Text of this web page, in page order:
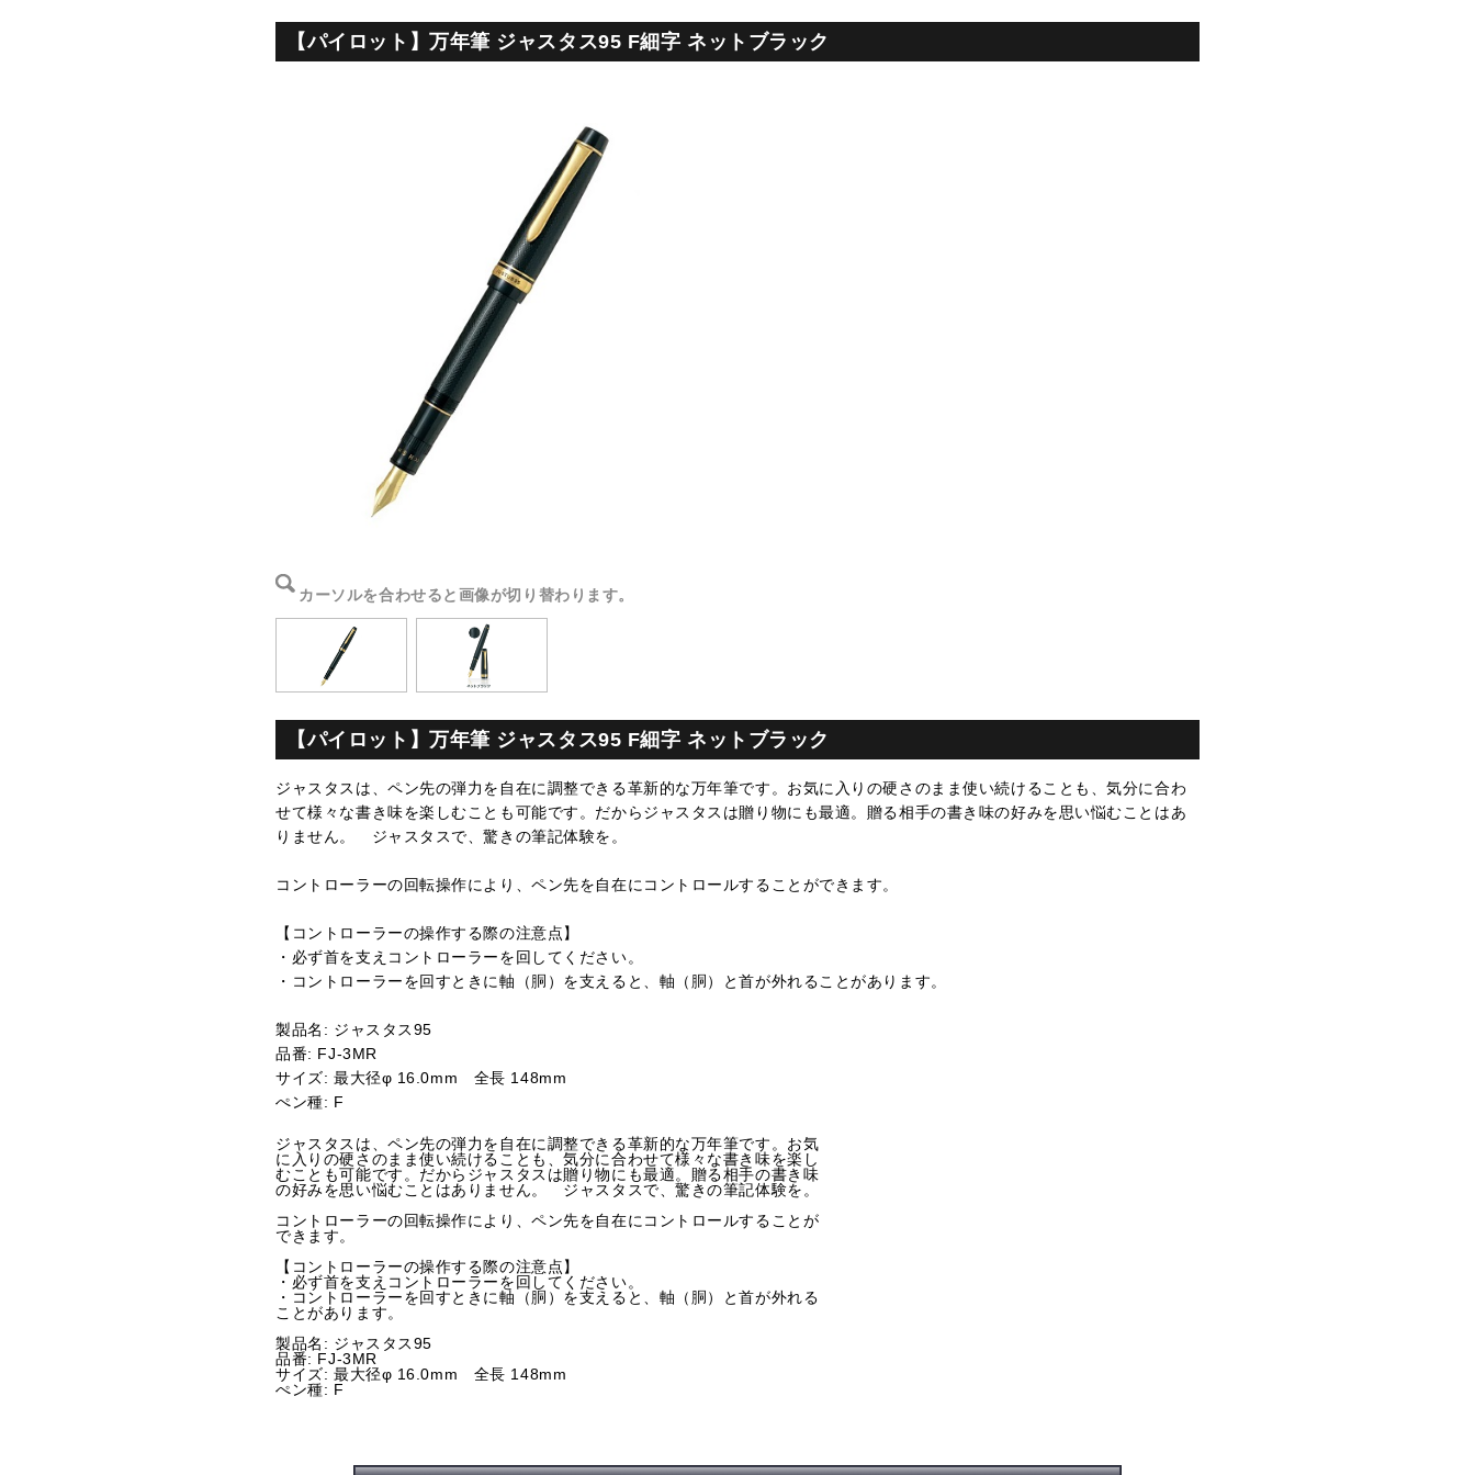
【パイロット】万年筆 ジャスタス95 F細字 ネットブラック
カーソルを合わせると画像が切り替わります。
【パイロット】万年筆 ジャスタス95 F細字 ネットブラック
ジャスタスは、ペン先の弾力を自在に調整できる革新的な万年筆です。お気に入りの硬さのまま使い続けることも、気分に合わ
せて様々な書き味を楽しむことも可能です。だからジャスタスは贈り物にも最適。贈る相手の書き味の好みを思い悩むことはあ
りません。 ジャスタスで、驚きの筆記体験を。
コントローラーの回転操作により、ペン先を自在にコントロールすることができます。
【コントローラーの操作する際の注意点】
・必ず首を支えコントローラーを回してください。
・コントローラーを回すときに軸（胴）を支えると、軸（胴）と首が外れることがあります。
製品名: ジャスタス95
品番: FJ-3MR
サイズ: 最大径φ 16.0mm 全長 148mm
ぺン種: F
ジャスタスは、ペン先の弾力を自在に調整できる革新的な万年筆です。お気
に入りの硬さのまま使い続けることも、気分に合わせて様々な書き味を楽し
むことも可能です。だからジャスタスは贈り物にも最適。贈る相手の書き味
の好みを思い悩むことはありません。 ジャスタスで、驚きの筆記体験を。
コントローラーの回転操作により、ペン先を自在にコントロールすることが
できます。
【コントローラーの操作する際の注意点】
・必ず首を支えコントローラーを回してください。
・コントローラーを回すときに軸（胴）を支えると、軸（胴）と首が外れる
ことがあります。
製品名: ジャスタス95
品番: FJ-3MR
サイズ: 最大径φ 16.0mm 全長 148mm
ぺン種: F